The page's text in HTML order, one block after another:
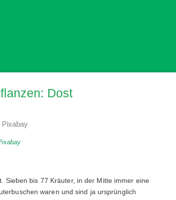
Dost
Sieben bis 77 Kräuter, in der Mitte immer eine
waren und sind ja ursprünglich